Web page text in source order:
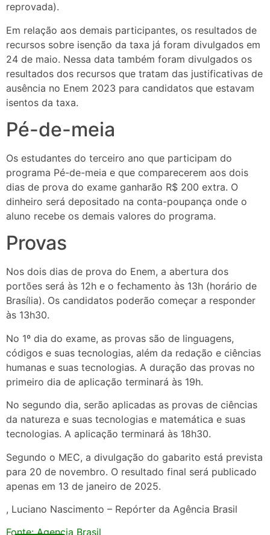
reprovada).
Em relação aos demais participantes, os resultados de
recursos sobre isenção da taxa já foram divulgados em
24 de maio. Nessa data também foram divulgados os
resultados dos recursos que tratam das justificativas de
ausência no Enem 2023 para candidatos que estavam
isentos da taxa.
Pé-de-meia
Os estudantes do terceiro ano que participam do
programa Pé-de-meia e que comparecerem aos dois
dias de prova do exame ganharão R$ 200 extra. O
dinheiro será depositado na conta-poupança onde o
aluno recebe os demais valores do programa.
Provas
Nos dois dias de prova do Enem, a abertura dos
portões será às 12h e o fechamento às 13h (horário de
Brasília). Os candidatos poderão começar a responder
às 13h30.
No 1º dia do exame, as provas são de linguagens,
códigos e suas tecnologias, além da redação e ciências
humanas e suas tecnologias. A duração das provas no
primeiro dia de aplicação terminará às 19h.
No segundo dia, serão aplicadas as provas de ciências
da natureza e suas tecnologias e matemática e suas
tecnologias. A aplicação terminará às 18h30.
Segundo o MEC, a divulgação do gabarito está prevista
para 20 de novembro. O resultado final será publicado
apenas em 13 de janeiro de 2025.
, Luciano Nascimento – Repórter da Agência Brasil
Fonte: Agencia Brasil